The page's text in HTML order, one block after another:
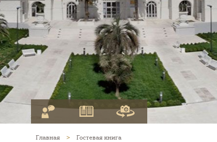
Главная > Гостевая книга